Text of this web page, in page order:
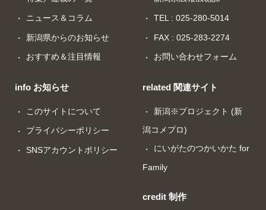
ニュース＆コラム
新潟県からのお知らせ
おすすめ＆注目情報
info お知らせ
このサイトについて
プライバシーポリシー
SNSアカウントポリシー
TEL : 025-280-5014
FAX : 025-283-2274
お問い合わせフォーム
related 関連サイト
新潟※プロジェクト (新
潟コメプロ)
にいがたのつかいかた for
Family
credit 制作